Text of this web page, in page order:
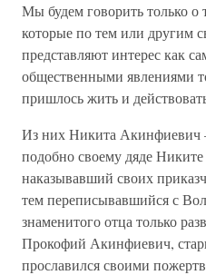
Мы будем говорить только
которые по тем или другим
представляют интерес как
общественными явлениями
пришлось жить и
Из них Никита
подобно своему дяде
наказывавший своих
тем переписывавшийся с
знаменитого отца только
Прокофий Акинфиевич,
прославился своими